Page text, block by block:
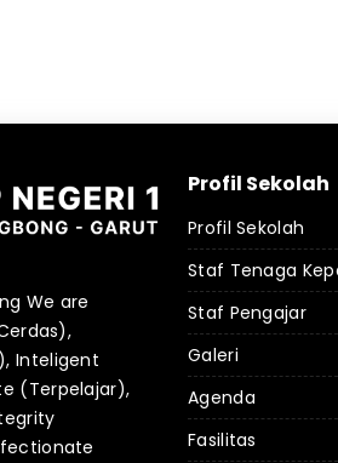
We are
Inteligent
(Terpelajar),
Profil Sekolah
Profil Sekolah
Staf Tenaga
Staf Pengajar
Galeri
Agenda
Fasilitas